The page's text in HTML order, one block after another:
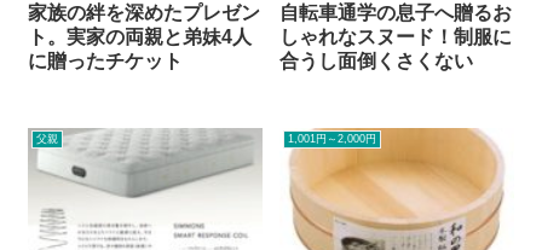
家族の絆を深めたプレゼン
ト。実家の両親と弟妹4人
に贈ったチケット
自転車通学の息子へ贈るお
しゃれなスヌード！制服に
合うし面倒くさくない
父親 1,001円～2,000円